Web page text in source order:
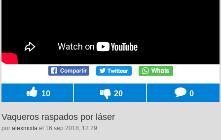
10 20 0
Vaqueros raspados por láser
por alexmixta el 16 sep 2018, 12:29